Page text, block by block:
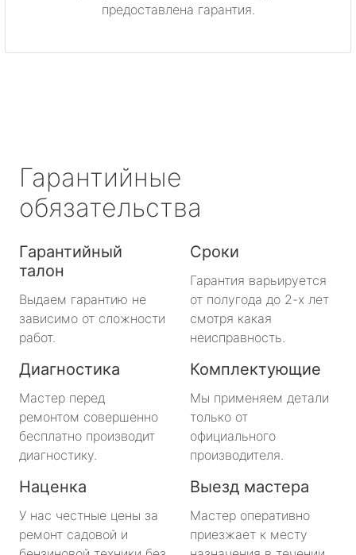
предоставлена гарантия.
Гарантийные
обязательства
Гарантийный
талон
Выдаем гарантию не
зависимо от сложности
работ.
Сроки
Гарантия варьируется
от полугода до 2-х лет
смотря какая
неисправность.
Диагностика
Мастер перед
ремонтом совершенно
бесплатно производит
диагностику.
Комплектующие
Мы применяем детали
только от
официального
производителя.
Наценка
У нас честные цены за
ремонт садовой и
Выезд мастера
Мастер оперативно
приезжает к месту